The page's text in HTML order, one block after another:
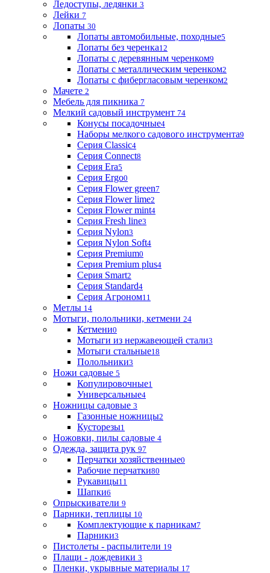
Ледоступы, ледянки 3
Лейки 7
Лопаты 30
Лопаты автомобильные, походные5
Лопаты без черенка12
Лопаты с деревянным черенком9
Лопаты с металлическим черенком2
Лопаты с фибергласовым черенком2
Мачете 2
Мебель для пикника 7
Мелкий садовый инструмент 74
Конусы посадочные4
Наборы мелкого садового инструмента9
Серия Classic4
Серия Connect8
Серия Era5
Серия Ergo0
Серия Flower green7
Серия Flower lime2
Серия Flower mint4
Серия Fresh line3
Серия Nylon3
Серия Nylon Soft4
Серия Premium0
Серия Premium plus4
Серия Smart2
Серия Standard4
Серия Агроном11
Метлы 14
Мотыги, полольники, кетмени 24
Кетмени0
Мотыги из нержавеющей стали3
Мотыги стальные18
Полольники3
Ножи садовые 5
Копулировочные1
Универсальные4
Ножницы садовые 3
Газонные ножницы2
Кусторезы1
Ножовки, пилы садовые 4
Одежда, защита рук 97
Перчатки хозяйственные0
Рабочие перчатки80
Рукавицы11
Шапки6
Опрыскиватели 9
Парники, теплицы 10
Комплектующие к парникам7
Парники3
Пистолеты - распылители 19
Плащи - дождевики 3
Пленки, укрывные материалы 17